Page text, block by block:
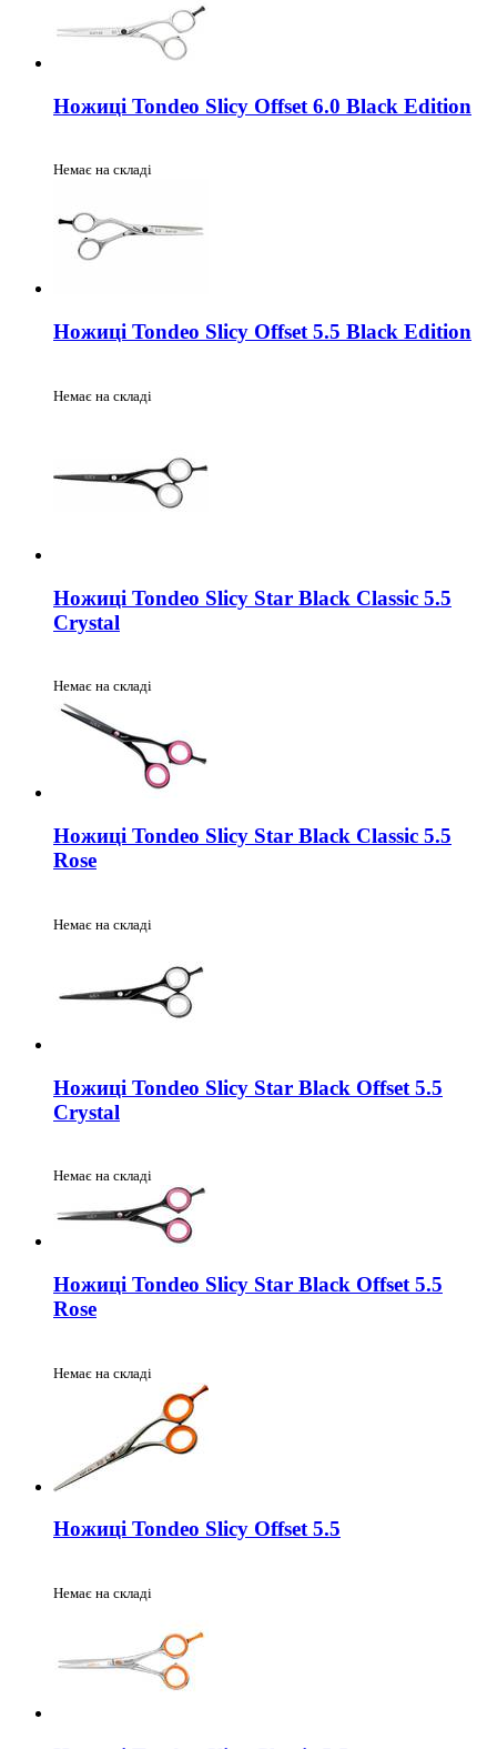
Ножиці Tondeo Slicy Offset 6.0 Black Edition
Немає на складі
Ножиці Tondeo Slicy Offset 5.5 Black Edition
Немає на складі
Ножиці Tondeo Slicy Star Black Classic 5.5
Crystal
Немає на складі
Ножиці Tondeo Slicy Star Black Classic 5.5
Rose
Немає на складі
Ножиці Tondeo Slicy Star Black Offset 5.5
Crystal
Немає на складі
Ножиці Tondeo Slicy Star Black Offset 5.5
Rose
Немає на складі
Ножиці Tondeo Slicy Offset 5.5
Немає на складі